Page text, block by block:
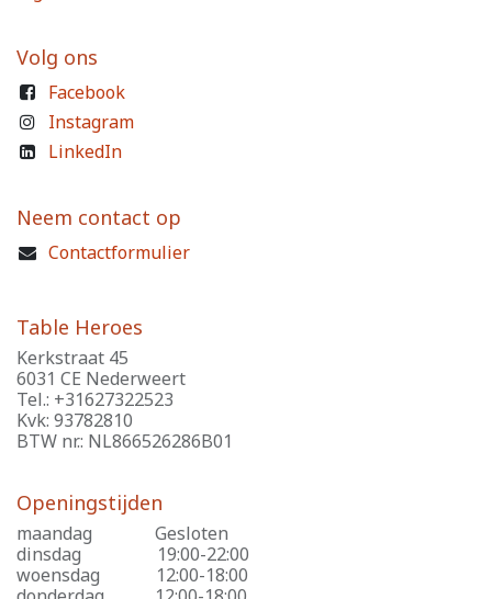
Volg ons
Facebook
Instagram
LinkedIn
Neem contact op
Contactformulier
Table Heroes
Kerkstraat 45
6031 CE Nederweert
Tel.: +31627322523
Kvk: 93782810
BTW nr.: NL866526286B01
Openingstijden
maandag
​Gesloten
dinsdag
​19:00-22:00
woensdag
​12:00-18:00